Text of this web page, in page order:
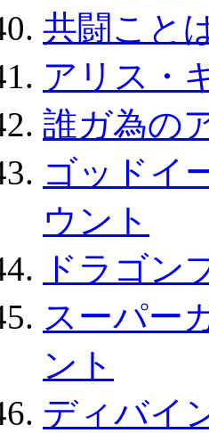
共闘こと
アリス・
誰ガ為の
ゴッドイ
ウント
ドラゴ
スーパー
ント
ディバイ